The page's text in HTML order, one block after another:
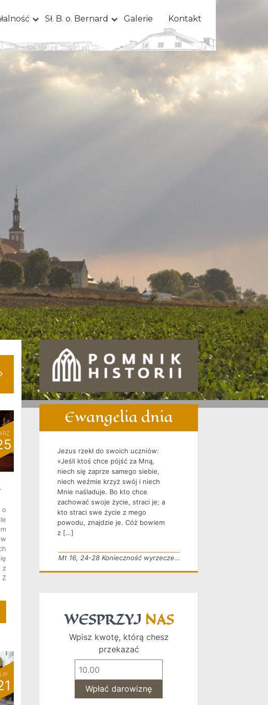
Sł. B. o. Bernard Galerie Kontakt
2016 2017 2018 2019
o
z
Z
LIP
Ewangelia dnia
Jezus rzekł do swoich uczniów:
«Jeśli ktoś chce pójść za Mną,
niech się zaprze samego siebie,
niech weźmie krzyż swój i niech
Mnie naśladuje. Bo kto chce
zachować swoje życie, straci je; a
kto straci swe życie z mego
powodu, znajdzie je. Cóż bowiem
z […]
Mt 16, 24-28 Konieczność wyrzeczenia
WESPRZYJ NAS
Wpisz kwotę, którą chesz
przekazać